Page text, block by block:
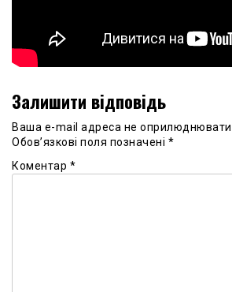
Залишити відповідь
Ваша e-mail адреса не
Обов’язкові поля позначені *
Коментар *